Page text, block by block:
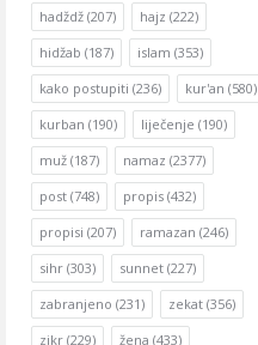
hadždž (207) hajz (222)
hidžab (187) islam (353)
kako postupiti (236) kur'an (580)
kurban (190) liječenje (190)
muž (187) namaz (2377)
post (748) propis (432)
propisi (207) ramazan (246)
sihr (303) sunnet (227)
zabranjeno (231) zekat (356)
zikr (229) žena (433)